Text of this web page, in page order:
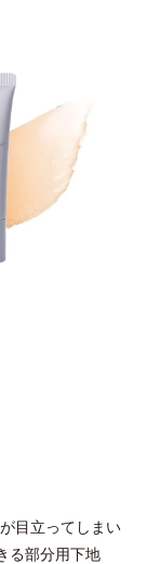
目立ってしまい
る部分用下地